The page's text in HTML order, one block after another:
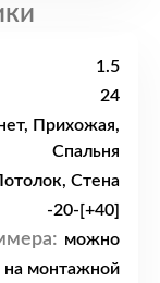
1.5
24
Прихожая,
Спальня
Стена
-20-[+40]
можно
на монтажной